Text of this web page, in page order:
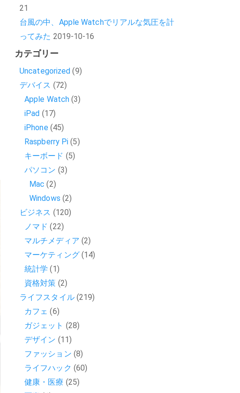
21
台風の中、Apple Watchでリアルな気圧を計
ってみた 2019-10-16
カテゴリー
Uncategorized (9)
デバイス (72)
Apple Watch (3)
iPad (17)
iPhone(45)
Raspberry Pi (5)
キーボード (5)
パソコン (3)
Mac (2)
Windows (2)
ビジネス (120)
ノマド (22)
マルチメディア (2)
マーケティング(14)
統計学 (1)
資格対策 (2)
ライフスタイル(219)
カフェ (6)
ガジェット (28)
デザイン (11)
ファッション (8)
ライフハック (60)
健康・医療 (25)